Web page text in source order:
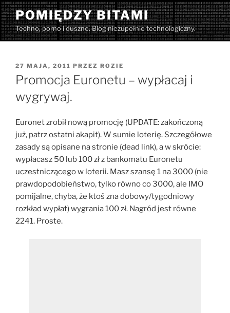
Przejdź
do
treści
POMIĘDZY BITAMI
Techno, porno i duszno. Blog niezupełnie technologiczny.
OPUBLIKOWANE
W
27 MAJA, 2011 PRZEZ ROZIE
Promocja Euronetu – wypłacaj i
wygrywaj.
Euronet zrobił nową promocję (UPDATE: zakończoną
już, patrz ostatni akapit). W sumie loterię. Szczegółowe
zasady są opisane na stronie (dead link), a w skrócie:
wypłacasz 50 lub 100 zł z bankomatu Euronetu
uczestniczącego w loterii. Masz szansę 1 na 3000 (nie
prawdopodobieństwo, tylko równo co 3000, ale IMO
pomijalne, chyba, że ktoś zna dobowy/tygodniowy
rozkład wypłat) wygrania 100 zł. Nagród jest równe
2241. Proste.